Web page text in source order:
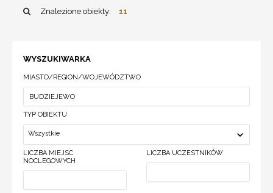
Znalezione obiekty: 11
WYSZUKIWARKA
MIASTO/REGION/WOJEWÓDZTWO
TYP OBIEKTU
Wszystkie
LICZBA MIEJSC
NOCLEGOWYCH
LICZBA UCZESTNIKÓW